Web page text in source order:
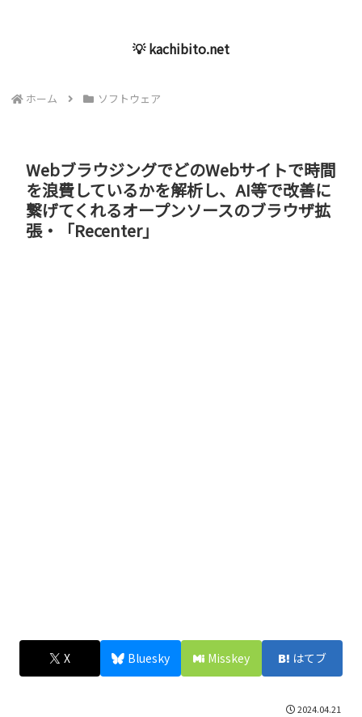
💡 kachibito.net
ホーム ソフトウェア
WebブラウジングでどのWebサイトで時間
を浪費しているかを解析し、AI等で改善に
繋げてくれるオープンソースのブラウザ拡
張・「Recenter」
X Bluesky Misskey はてブ
2024.04.21